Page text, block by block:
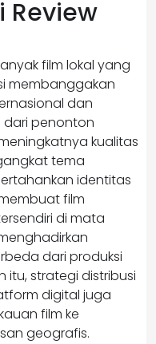
Review
film lokal yang
membanggakan
dan
penonton
kualitas
tema
identitas
film
di mata
dari produksi
itu, strategi distribusi
digital juga
film ke
geografis.